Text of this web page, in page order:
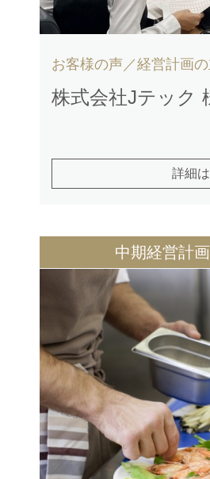
お客様の声／経営計画
株式会社Jテック
詳細
中期経営計